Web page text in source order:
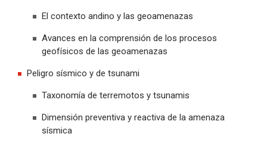
El contexto andino y las geoamenazas
Avances en la comprensión de los procesos
geofísicos de las geoamenazas
Peligro sísmico y de tsunami
Taxonomía de terremotos y tsunamis
Dimensión preventiva y reactiva de la amenaza
sísmica